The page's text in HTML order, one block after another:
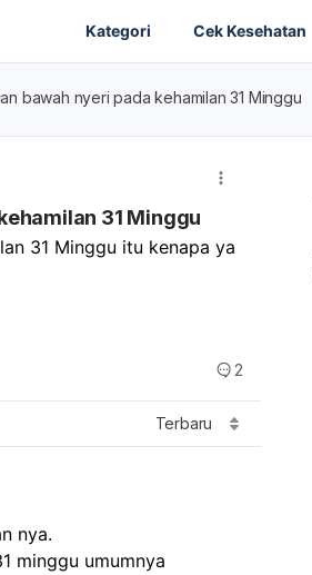
Kategori Cek Kesehatan
bawah nyeri pada kehamilan 31 Minggu
31 Minggu
31 Minggu itu kenapa ya
2
Terbaru
nya.
minggu umumnya